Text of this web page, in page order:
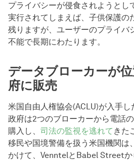
プライバシーが侵食されようとし
実行されてしまえば、子供保護の
残りますが、ユーザーのプライバ
不能で長期にわたります。
データブローカーが
府に販売
米国自由人権協会(ACLU)が入手し
政府は2つのブローカーから電話
購入し、 司法の監視を逃れて きた
移民や国境警備を扱う米国機関は
かけて、VenntelとBabel Streetか